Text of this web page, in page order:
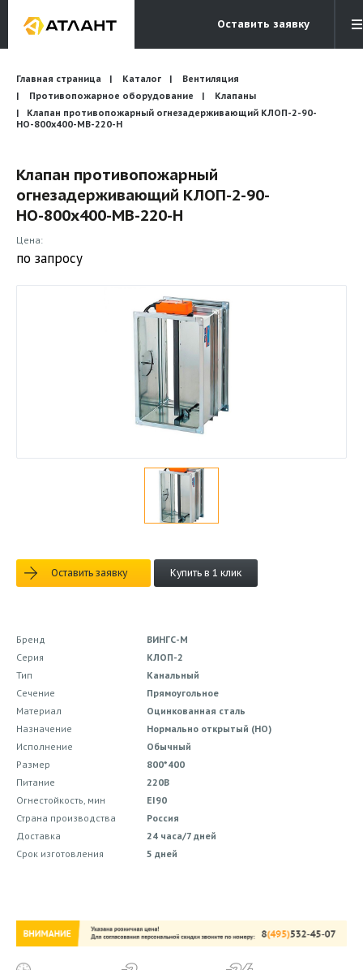
Оставить заявку
Электронная почта
info@atlantcompany.ru
Бесплатный звонок
8 (495) 532-45-07
Бренды
Каталоги
Бланки запросов
Главная страница Каталог
Вентиляция
Противопожарное оборудование
Клапаны
Клапан противопожарный огнезадерживающий КЛОП-2-90-
НО-800х400-МВ-220-Н
Клапан противопожарный
огнезадерживающий КЛОП-2-90-
НО-800х400-МВ-220-Н
Цена:
по запросу
Оставить заявку Купить в 1 клик
Бренд
ВИНГС-М
Серия
КЛОП-2
Тип
Канальный
Сечение
Прямоугольное
Материал
Оцинкованная сталь
Назначение
Нормально открытый (НО)
Исполнение
Обычный
Размер
800*400
Питание
220В
Огнестойкость, мин
EI90
Страна производства
Россия
Доставка
24 часа/7 дней
Срок изготовления
5 дней